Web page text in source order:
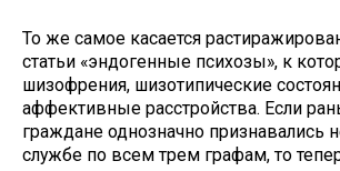
То же самое касается
статьи «эндогенные психозы», к
шизофрения, шизотипические
аффективные расстройства. Если
граждане однозначно признавались
службе по всем трем графам, то